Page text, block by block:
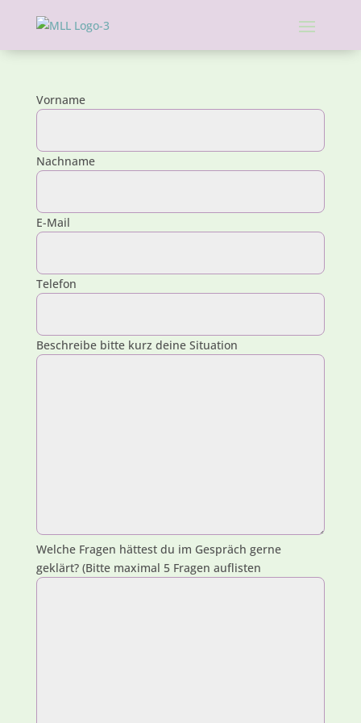
Vorname
Nachname
E-Mail
Telefon
Beschreibe bitte kurz deine Situation
Welche Fragen hättest du im Gespräch gerne
geklärt? (Bitte maximal 5 Fragen auflisten